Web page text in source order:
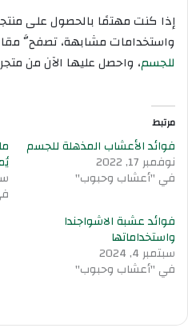
إذا كنت مهتمًا بالحصول على
واستخدامات مشابهة، تصفحَّ
للجسم، واحصل عليها الآن من
مرتبط
فوائد الأعشاب المذهلة للجسم
نوفمبر 17, 2022
في "أعشاب وحبوب"
فوائد عشبة الاشواجندا
واستخداماتها
سبتمبر 4, 2024
في "أعشاب وحبوب"